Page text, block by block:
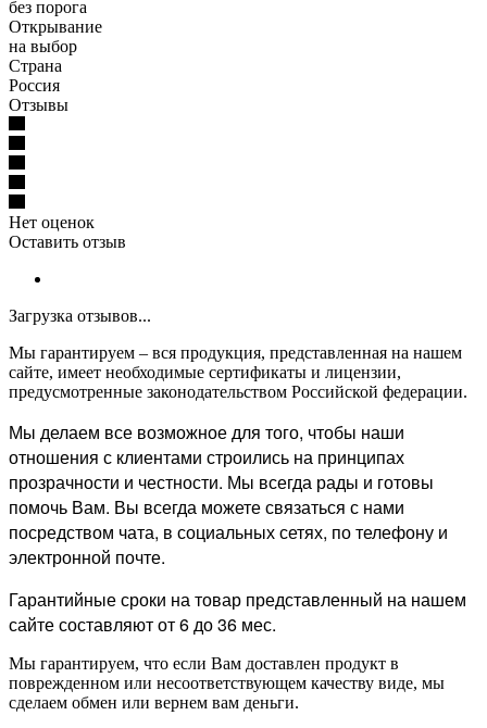
без порога
Открывание
на выбор
Страна
Россия
Отзывы
Нет оценок
Оставить отзыв
Загрузка отзывов...
Мы гарантируем – вся продукция, представленная на нашем
сайте, имеет необходимые сертификаты и лицензии,
предусмотренные законодательством Российской федерации.
Мы делаем все возможное для того, чтобы наши
отношения с клиентами строились на принципах
прозрачности и честности. Мы всегда рады и готовы
помочь Вам. Вы всегда можете связаться с нами
посредством чата, в социальных сетях, по телефону и
электронной почте.
Гарантийные сроки на товар представленный на нашем
сайте составляют от 6 до 36 мес.
Мы гарантируем, что если Вам доставлен продукт в
поврежденном или несоответствующем качеству виде, мы
сделаем обмен или вернем вам деньги.